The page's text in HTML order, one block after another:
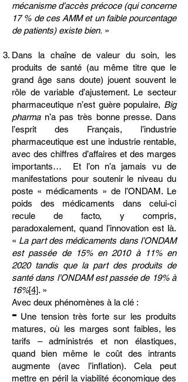
mécanisme d’accès précoce (qui concerne
17 % de ces AMM et un faible pourcentage
de patients) existe bien. »
Dans la chaîne de valeur du soin, les
produits de santé (au même titre que le
grand âge sans doute) jouent souvent le
rôle de variable d’ajustement. Le secteur
pharmaceutique n’est guère populaire, Big
pharman’a pas très bonne presse. Dans
l’esprit des Français, l’industrie
pharmaceutique est une industrie rentable,
avec des chiffres d’affaires et des marges
importants… Et l’on n’a jamais vu de
manifestations pour soutenir le niveau du
poste « médicaments » de l’ONDAM. Le
poids des médicaments dans celui-ci
recule de facto, y compris,
paradoxalement, quand l’innovation est là.
« La part des médicaments dans l’ONDAM
est passée de 15% en 2010 à 11% en
2020 tandis que la part des produits de
santé dans l’ONDAM est passée de 19% à
16%[4]. »
Avec deux phénomènes à la clé :
- Une tension très forte sur les produits
matures, où les marges sont faibles, les
tarifs – administrés et non élastiques,
quand bien même le coût des intrants
augmente (avec l’inflation). Cela peut
mettre en péril la viabilité économique des